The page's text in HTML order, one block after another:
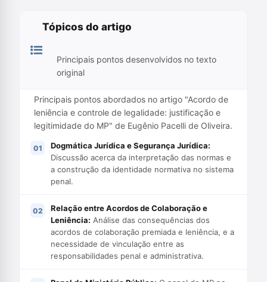
Tópicos do artigo
Principais pontos desenvolvidos no texto
original
Principais pontos abordados no artigo "Acordo de
leniência e controle de legalidade: justificação e
legitimidade do MP" de Eugênio Pacelli de Oliveira.
Dogmática Jurídica e Segurança Jurídica:
Discussão acerca da interpretação das normas e
a construção da identidade normativa no sistema
penal.
Relação entre Acordos de Colaboração e
Leniência: Análise das consequências dos
acordos de colaboração premiada e leniência, e a
necessidade de vinculação entre as
responsabilidades penal e administrativa.